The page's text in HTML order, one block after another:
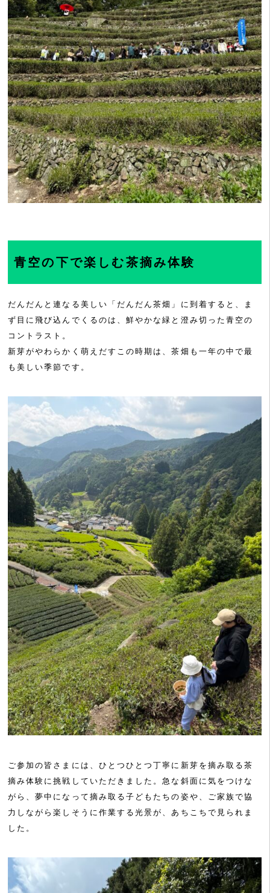
青空の下で楽しむ茶摘み体験
だんだんと連なる美しい「だんだん茶畑」に到着すると、ま
ず目に飛び込んでくるのは、鮮やかな緑と澄み切った青空の
コントラスト。
新芽がやわらかく萌えだすこの時期は、茶畑も一年の中で最
も美しい季節です。
ご参加の皆さまには、ひとつひとつ丁寧に新芽を摘み取る茶
摘み体験に挑戦していただきました。急な斜面に気をつけな
がら、夢中になって摘み取る子どもたちの姿や、ご家族で協
力しながら楽しそうに作業する光景が、あちこちで見られま
した。